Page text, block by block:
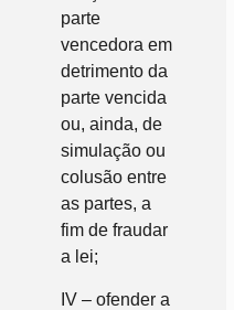
parte
vencedora em
detrimento da
parte vencida
ou, ainda, de
simulação ou
colusão entre
as partes, a
fim de fraudar
a lei;
IV – ofender a